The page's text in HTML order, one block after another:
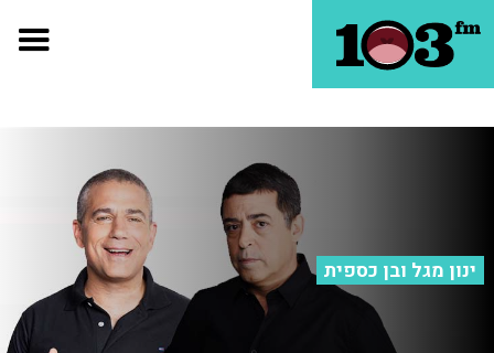
ינון מגל ובן כספית